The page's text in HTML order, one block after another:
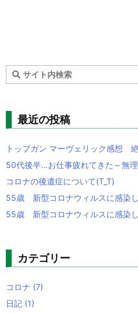
最近の投稿
トップガン マーヴェリック感想
50代後半…お仕事疲れてきた～無理
コロナの後遺症について(T_T)
55歳 新型コロナウィルスに感染
55歳 新型コロナウィルスに感染
カテゴリー
コロナ (7)
日記 (1)